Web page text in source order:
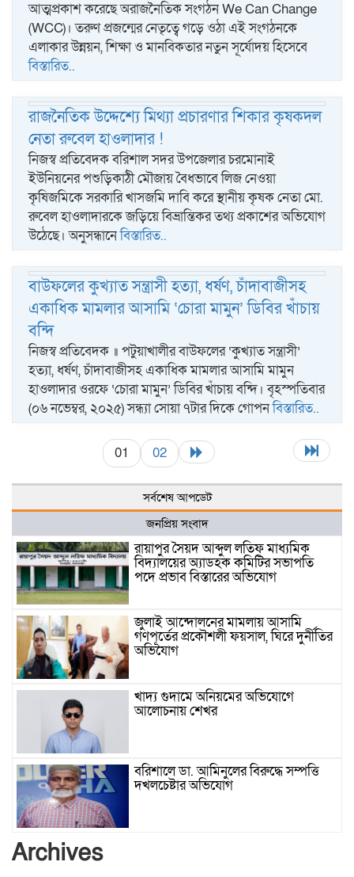
আত্মপ্রকাশ করেছে অরাজনৈতিক সংগঠন We Can Change
(WCC)। তরুণ প্রজন্মের নেতৃত্বে গড়ে ওঠা এই সংগঠনকে
এলাকার উন্নয়ন, শিক্ষা ও মানবিকতার নতুন সূর্যোদয় হিসেবে
বিস্তারিত..
রাজনৈতিক উদ্দেশ্যে মিথ্যা প্রচারণার শিকার কৃষকদল
নেতা রুবেল হাওলাদার !
নিজস্ব প্রতিবেদক বরিশাল সদর উপজেলার চরমোনাই
ইউনিয়নের পশুড়িকাঠী মৌজায় বৈধভাবে লিজ নেওয়া
কৃষিজমিকে সরকারি খাসজমি দাবি করে স্থানীয় কৃষক নেতা মো.
রুবেল হাওলাদারকে জড়িয়ে বিভ্রান্তিকর তথ্য প্রকাশের অভিযোগ
উঠেছে। অনুসন্ধানেবিস্তারিত..
বাউফলের কুখ্যাত সন্ত্রাসী হত্যা, ধর্ষণ, চাঁদাবাজীসহ
একাধিক মামলার আসামি ‘চোরা মামুন’ ডিবির খাঁচায়
বন্দি
নিজস্ব প্রতিবেদক ॥ পটুয়াখালীর বাউফলের ‘কুখ্যাত সন্ত্রাসী’
হত্যা, ধর্ষণ, চাঁদাবাজীসহ একাধিক মামলার আসামি মামুন
হাওলাদার ওরফে ‘চোরা মামুন’ ডিবির খাঁচায় বন্দি। বৃহস্পতিবার
(০৬ নভেম্বর, ২০২৫) সন্ধ্যা সোয়া ৭টার দিকে গোপনবিস্তারিত..
01 02
সর্বশেষ আপডেট
জনপ্রিয় সংবাদ
রায়াপুর সৈয়দ আব্দুল লতিফ মাধ্যমিক
বিদ্যালয়ের অ্যাডহক কমিটির সভাপতি
পদে প্রভাব বিস্তারের অভিযোগ
জুলাই আন্দোলনের মামলায় আসামি
গণপূর্তের প্রকৌশলী ফয়সাল, ঘিরে দুর্নীতির
অভিযোগ
খাদ্য গুদামে অনিয়মের অভিযোগে
আলোচনায় শেখর
বরিশালে ডা. আমিনুলের বিরুদ্ধে সম্পত্তি
দখলচেষ্টার অভিযোগ
Archives